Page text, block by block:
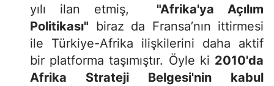
yılı ilan etmiş, "Afrika'ya Açılım
Politikası" biraz da Fransa’nın ittirmesi
ile Türkiye-Afrika ilişkilerini daha aktif
bir platforma taşımıştır. Öyle ki 2010'da
Afrika Strateji Belgesi'nin kabul